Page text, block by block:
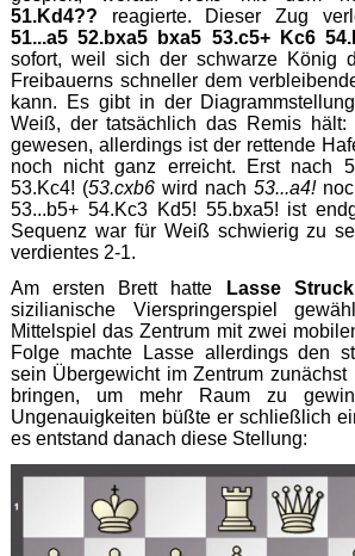
51.Kd4?? reagierte. Dieser Zug
51...a5 52.bxa5 bxa5 53.c5+ Kc6
sofort, weil sich der schwarze König
Freibauerns schneller dem
kann. Es gibt in der
Weiß, der tatsächlich das Remis hält:
gewesen, allerdings ist der rettende
noch nicht ganz erreicht. Erst nach
53.Kc4! (53.cxb6wird nach53...a4!
53...b5+ 54.Kc3 Kd5! 55.bxa5! ist
Sequenz war für Weiß schwierig zu
verdientes 2-1.
Am ersten Brett hatte
Lasse Struck
sizilianische Vierspringerspiel
Mittelspiel das Zentrum mit zwei
Folge machte Lasse allerdings den
sein Übergewicht im Zentrum zunächst
bringen, um mehr Raum zu
Ungenauigkeiten büßte er schließlich
es entstand danach diese Stellung: